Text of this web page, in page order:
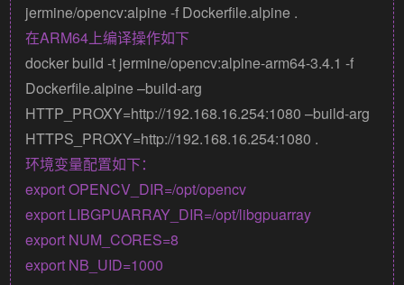
jermine/opencv:alpine -f Dockerfile.alpine .
在ARM64上编译操作如下
docker build -t jermine/opencv:alpine-arm64-3.4.1 -f
Dockerfile.alpine –build-arg
HTTP_PROXY=http://192.168.16.254:1080 –build-arg
HTTPS_PROXY=http://192.168.16.254:1080 .
环境变量配置如下：
export OPENCV_DIR=/opt/opencv
export LIBGPUARRAY_DIR=/opt/libgpuarray
export NUM_CORES=8
export NB_UID=1000